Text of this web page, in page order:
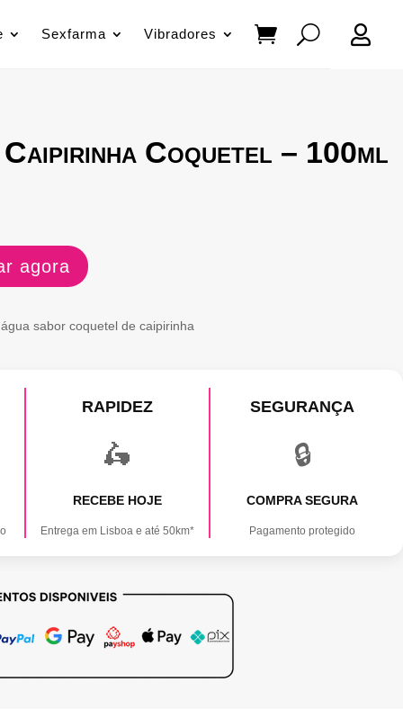
Sexfarma Vibradores 
Coquetel – 100ml
agora
sabor coquetel de caipirinha
RAPIDEZ
🛵
RECEBE HOJE
Entrega em Lisboa e até 50km*
SEGURANÇA
🔒
COMPRA SEGURA
Pagamento protegido